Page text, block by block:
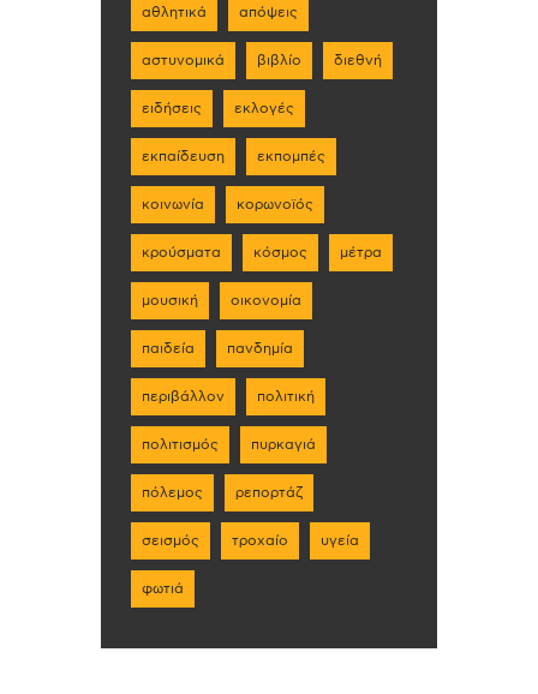
αθλητικά απόψεις
αστυνομικά βιβλίο διεθνή
ειδήσεις εκλογές
εκπαίδευση εκπομπές
κοινωνία κορωνοϊός
κρούσματα κόσμος μέτρα
μουσική οικονομία
παιδεία πανδημία
περιβάλλον πολιτική
πολιτισμός πυρκαγιά
πόλεμος ρεπορτάζ
σεισμός τροχαίο υγεία
φωτιά